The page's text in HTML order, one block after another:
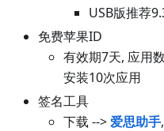
USB版推荐
免费苹果ID
有效期7天, 应用
安装10次应用
签名工具
下载 -->爱思助手,